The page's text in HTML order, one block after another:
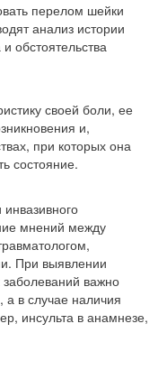
перелом шейки
анализ истории
обстоятельства
своей боли, ее
и,
при которых она
состояние.
мнений между
При выявлении
важно
а в случае наличия
инсульта в анамнезе,